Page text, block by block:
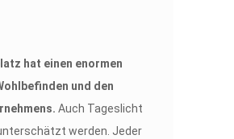
hat einen enormen
und den
Auch Tageslicht
werden. Jeder